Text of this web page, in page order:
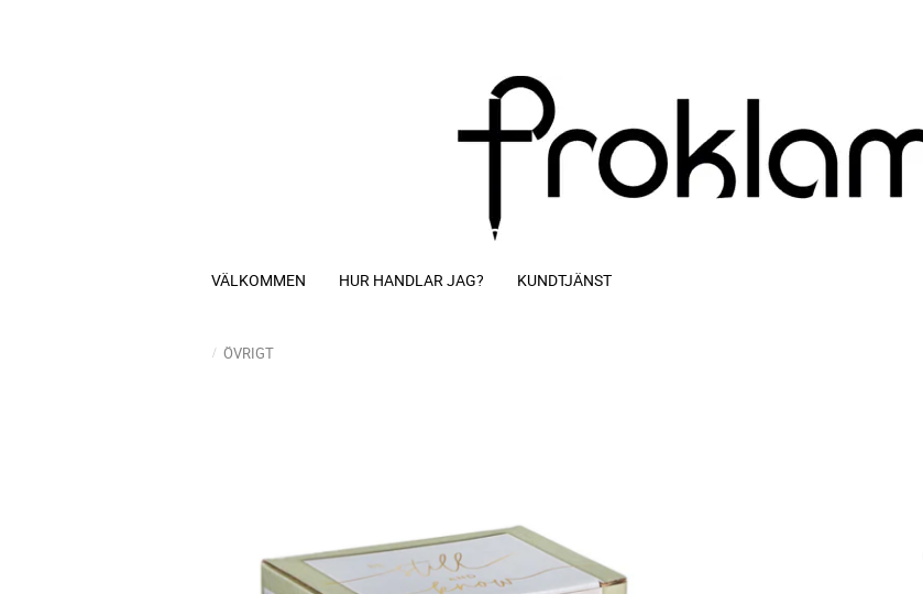
VÄLKOMMEN HUR HANDLAR JAG? KUNDTJÄNST
ÖVRIGT